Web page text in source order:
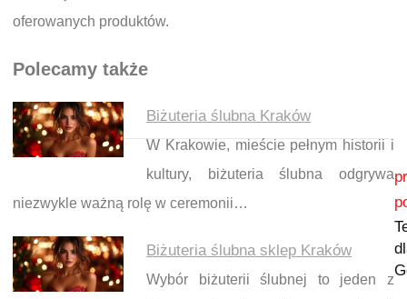
oferowanych produktów.
Polecamy także
Biżuteria ślubna Kraków
W Krakowie, mieście pełnym historii i
kultury, biżuteria ślubna odgrywa
niezwykle ważną rolę w ceremonii…
Biżuteria ślubna sklep Kraków
Wybór biżuterii ślubnej to jeden z
Nawigacja wpisu